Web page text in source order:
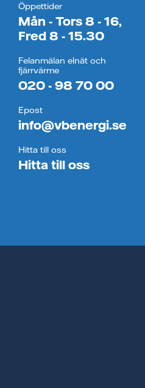
Öppettider
Mån - Tors 8 - 16,
Fred 8 - 15.30
Felanmälan elnät och
fjärrvärme
020 - 98 70 00
Epost
info@vbenergi.se
Hitta till oss
Hitta till oss